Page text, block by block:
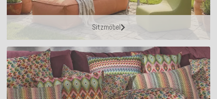
Sitzmöbel